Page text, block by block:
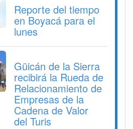
Reporte del tiempo
en Boyacá para el
lunes
Güicán de la Sierra
recibirá la Rueda de
Relacionamiento de
Empresas de la
Cadena de Valor
del Turis